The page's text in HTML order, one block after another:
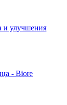
и улучшения
- Biore